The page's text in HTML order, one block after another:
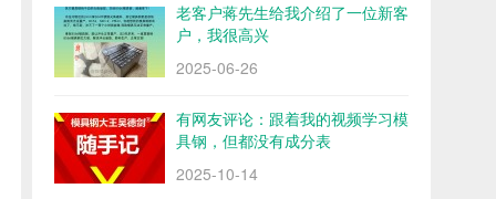
老客户蒋先生给我介绍了一位新客
户，我很高兴
2025-06-26
有网友评论：跟着我的视频学习模
具钢，但都没有成分表
2025-10-14